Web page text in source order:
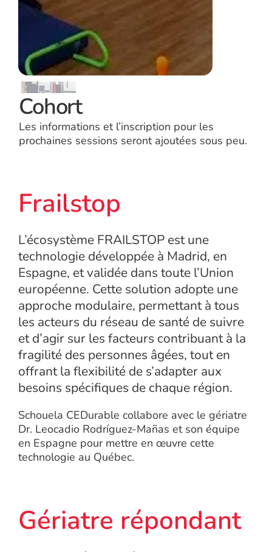
Cohort
Les informations et l’inscription pour les
prochaines sessions seront ajoutées sous peu.
Frailstop
L’écosystème FRAILSTOP est une
technologie développée à Madrid, en
Espagne, et validée dans toute l’Union
européenne. Cette solution adopte une
approche modulaire, permettant à tous
les acteurs du réseau de santé de suivre
et d’agir sur les facteurs contribuant à la
fragilité des personnes âgées, tout en
offrant la flexibilité de s’adapter aux
besoins spécifiques de chaque région.
Schouela CEDurable collabore avec le gériatre
Dr. Leocadio Rodríguez-Mañas et son équipe
en Espagne pour mettre en œuvre cette
technologie au Québec.
Gériatre répondant